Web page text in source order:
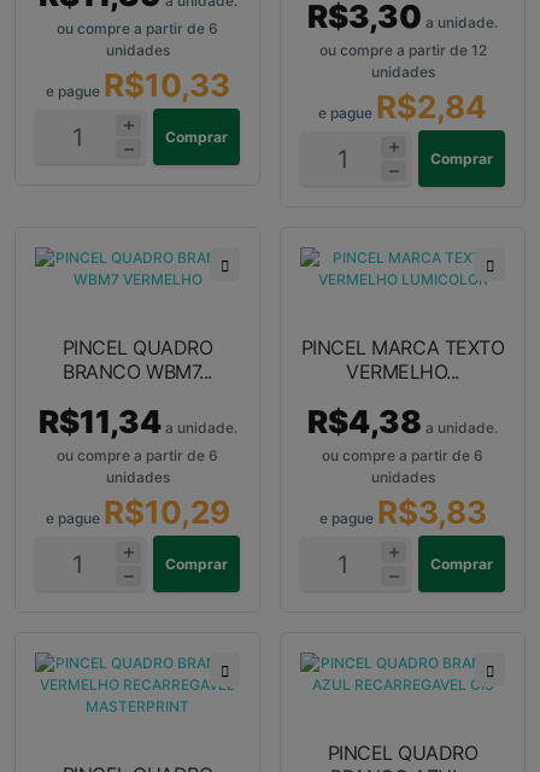
ou compre a partir de 6
unidades
e pague R$10,33
Comprar
R$3,30 a unidade.
ou compre a partir de 12
unidades
e pague R$2,84
Comprar
PINCEL QUADRO
BRANCO WBM7...
R$11,34a unidade.
ou compre a partir de 6
unidades
e pague R$10,29
Comprar
PINCEL MARCA TEXTO
VERMELHO...
R$4,38 a unidade.
ou compre a partir de 6
unidades
e pague R$3,83
Comprar
PINCEL QUADRO